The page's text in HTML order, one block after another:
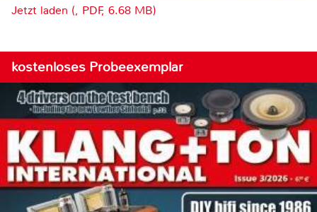
Jetzt laden (, PDF, 6.68 MB)
kostenloses Probeexemplar